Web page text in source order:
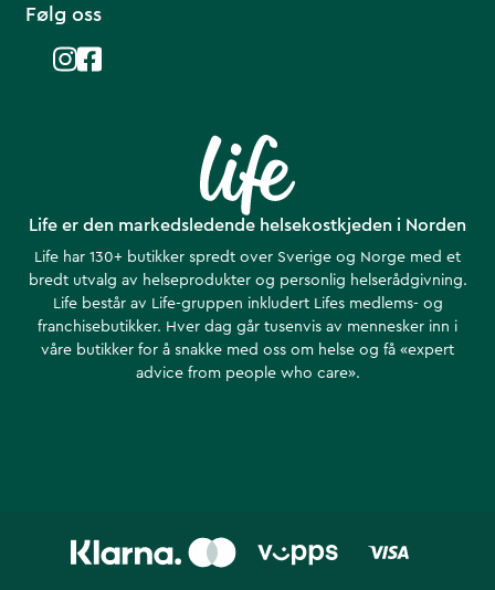
Life er den markedsledende helsekostkjeden i Norden
Life har 130+ butikker spredt over Sverige og Norge med et
bredt utvalg av helseprodukter og personlig helserådgivning.
Life består av Life-gruppen inkludert Lifes medlems- og
franchisebutikker. Hver dag går tusenvis av mennesker inn i
våre butikker for å snakke med oss om helse ​​og få «expert
advice from people who care».
Følg oss